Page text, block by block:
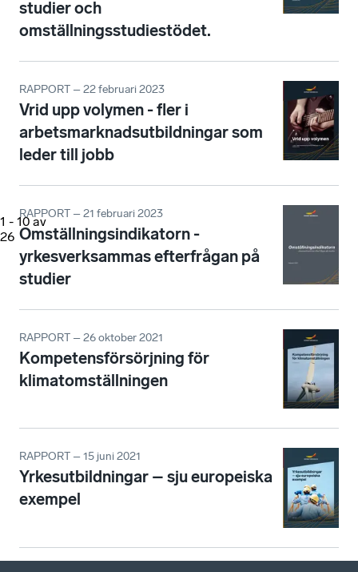
1 - 10 av
26
studier och
omställningsstudiestödet.
RAPPORT – 22 februari 2023
Vrid upp volymen - fler i
arbetsmarknadsutbildningar som
leder till jobb
RAPPORT – 21 februari 2023
Omställningsindikatorn -
yrkesverksammas efterfrågan på
studier
RAPPORT – 26 oktober 2021
Kompetensförsörjning för
klimatomställningen
RAPPORT – 15 juni 2021
Yrkesutbildningar – sju europeiska
exempel